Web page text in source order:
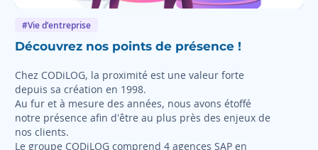
#Vie d’entreprise
Découvrez nos points de présence !
Chez CODiLOG, la proximité est une valeur forte
depuis sa création en 1998.
Au fur et à mesure des années, nous avons étoffé
notre présence afin d'être au plus près des enjeux de
nos clients.
Le groupe CODiLOG comprend 4 agences SAP en